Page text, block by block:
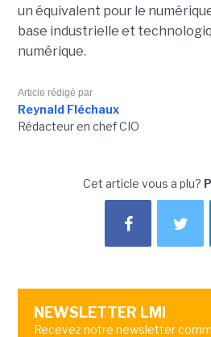
un équivalent pour le
base industrielle et
numérique.
Article rédigé par
Reynald Fléchaux
Rédacteur en chef CIO
Cet article vous a plu?
NEWSLETTER LMI
Recevez notre newsletter